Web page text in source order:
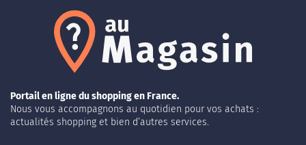
Portail en ligne du shopping en France.
Nous vous accompagnons au quotidien pour vos achats :
actualités shopping et bien d’autres services.